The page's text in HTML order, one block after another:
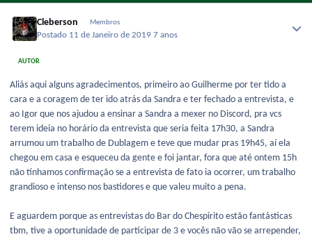
Cleberson Membros
Postado 11 de Janeiro de 20197 anos
AUTOR
Aliás aqui alguns agradecimentos, primeiro ao Guilherme por ter tido a
cara e a coragem de ter ido atrás da Sandra e ter fechado a entrevista, e
ao Igor que nos ajudou a ensinar a Sandra a mexer no Discord, pra vcs
terem ideia no horário da entrevista que seria feita 17h30, a Sandra
arrumou um trabalho de Dublagem e teve que mudar pras 19h45, aí ela
chegou em casa e esqueceu da gente e foi jantar, fora que até ontem 15h
não tínhamos confirmação se a entrevista de fato ia ocorrer, um trabalho
grandioso e intenso nos bastidores e que valeu muito a pena.
E aguardem porque as entrevistas do Bar do Chespirito estão fantásticas
tbm, tive a oportunidade de participar de 3 e vocês não vão se arrepender,